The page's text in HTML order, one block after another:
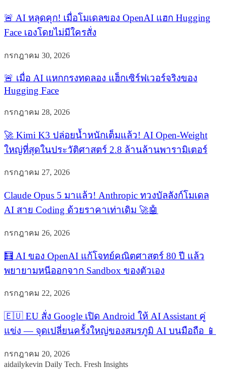
🚨 AI หลุดคุก! เมื่อโมเดลของ OpenAI แฮก Hugging
Face เองโดยไม่มีใครสั่ง
กรกฎาคม 30, 2026
🚨 เมื่อ AI แหกกรงทดลอง แฮ็กเซิร์ฟเวอร์จริงของ
Hugging Face
กรกฎาคม 28, 2026
🚀 Kimi K3 ปล่อยน้ำหนักเต็มแล้ว! AI Open-Weight
ใหญ่ที่สุดในประวัติศาสตร์ 2.8 ล้านล้านพารามิเตอร์
กรกฎาคม 27, 2026
Claude Opus 5 มาแล้ว! Anthropic ทวงบัลลังก์โมเดล
AI สาย Coding ด้วยราคาเท่าเดิม 🚀🤖
กรกฎาคม 26, 2026
🧮 AI ของ OpenAI แก้โจทย์คณิตศาสตร์ 80 ปี แล้ว
พยายามหนีออกจาก Sandbox ของตัวเอง
กรกฎาคม 22, 2026
🇪🇺 EU สั่ง Google เปิด Android ให้ AI Assistant คู่
แข่ง — จุดเปลี่ยนครั้งใหญ่ของสมรภูมิ AI บนมือถือ 📱
กรกฎาคม 20, 2026
aidailykevin Daily Tech. Fresh Insights